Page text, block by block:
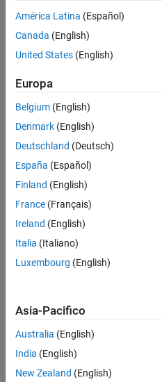
América Latina (Español)
Canada (English)
United States (English)
Europa
Belgium (English)
Denmark (English)
Deutschland (Deutsch)
España (Español)
Finland (English)
France (Français)
Ireland (English)
Italia (Italiano)
Luxembourg (English)
Asia-Pacifico
Australia (English)
India (English)
New Zealand (English)
Centro di fiducia
Antipirateria
Stato
© 1994-2026 The MathWorks,